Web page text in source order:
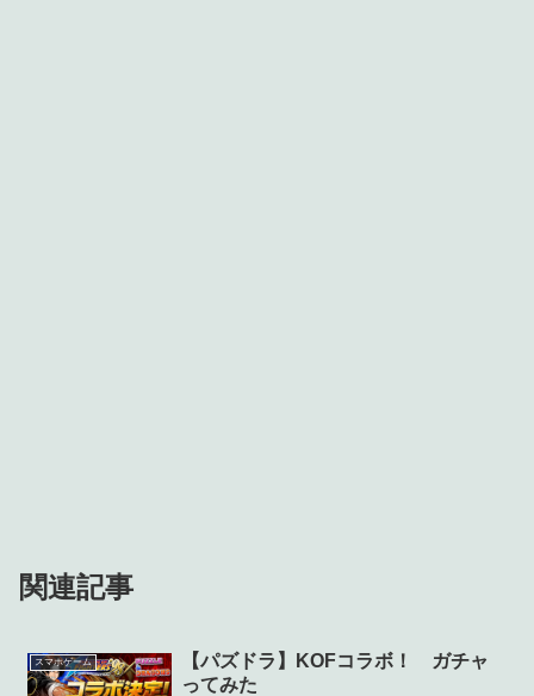
関連記事
スマホゲーム
【パズドラ】KOFコラボ！ ガチャ
ってみた